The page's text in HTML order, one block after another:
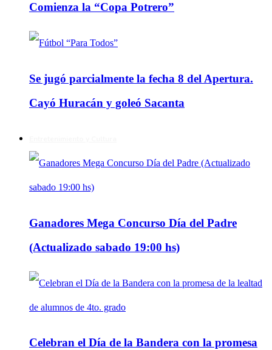
Comienza la “Copa Potrero”
Se jugó parcialmente la fecha 8 del Apertura.
Cayó Huracán y goleó Sacanta
Ganadores Mega Concurso Día del Padre
(Actualizado sabado 19:00 hs)
Celebran el Día de la Bandera con la promesa